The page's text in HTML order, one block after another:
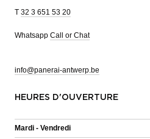
T 32 3 651 53 20
Whatsapp Call or Chat
info@panerai-antwerp.be
HEURES D'OUVERTURE
Mardi - Vendredi